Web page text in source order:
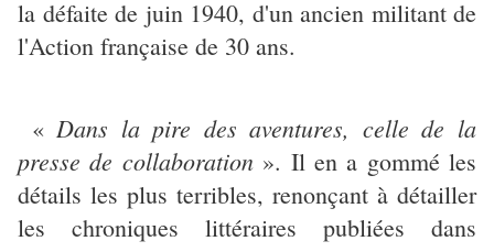
la défaite de juin 1940, d'un ancien militant de
l'Action française de 30 ans.
«Dans la pire des aventures, celle de la
presse de collaboration». Il en a gommé les
détails les plus terribles, renonçant à détailler
les chroniques littéraires publiées dans